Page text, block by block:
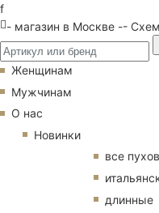
f
- магазин в Москве --
Женщинам
Мужчинам
О нас
Новинки
все
длинные